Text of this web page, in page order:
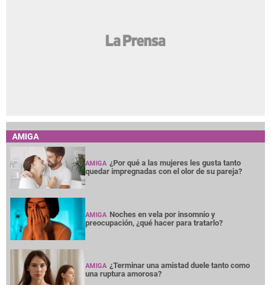
AMIGA
AMIGA ¿Por qué a las mujeres les gusta tanto
quedar impregnadas con el olor de su pareja?
AMIGA Noches en vela por insomnio y
preocupación, ¿qué hacer para tratarlo?
AMIGA ¿Terminar una amistad duele tanto como
una ruptura amorosa?